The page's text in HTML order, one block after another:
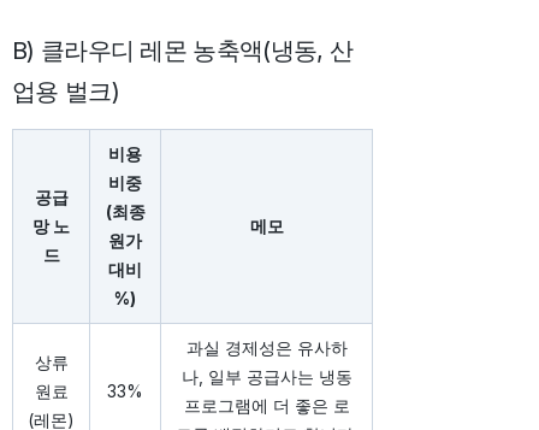
B) 클라우디 레몬 농축액(냉동, 산
업용 벌크)
공급
망 노
드
비용
비중
(최종
원가
대비
%)
메모
상류
원료
(레몬)
33%
과실 경제성은 유사하
나, 일부 공급사는 냉동
프로그램에 더 좋은 로